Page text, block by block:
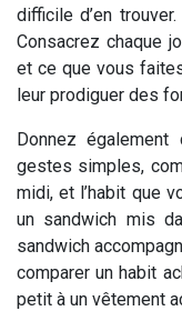
difficile d’en
Consacrez chaque
et ce que vous
leur prodiguer des
Donnez
gestes simples,
midi, et l’habit que
un sandwich mis
sandwich
comparer un habit
petit à un vêtement